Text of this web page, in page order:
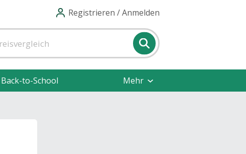
Registrieren / Anmelden
Back-to-School Mehr